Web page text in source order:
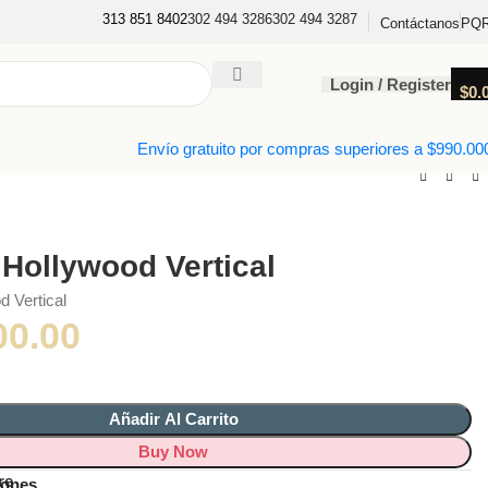
313 851 8402302 494 3286302 494 3287 Contáctanos
Login / Register $
Envío gratuito por compras superiores a
Vertical
Vertical
Añadir Al Carrito
Buy Now